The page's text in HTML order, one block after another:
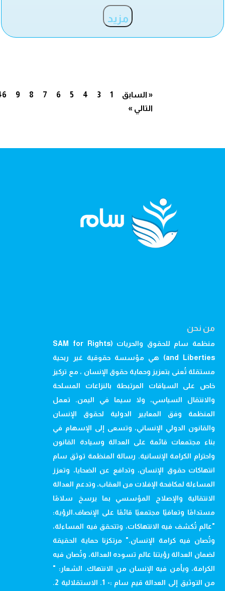
مزيد
« السابق 1
3
4
5
6
7
8
9
التالي »
من نحن
منظمة سام للحقوق والحريات (SAM for Rights
and Liberties) هي مؤسسة حقوقية غير ربحية
مستقلة تُعنى بتعزيز وحماية حقوق الإنسان ، مع تركيز
خاص على السياقات المرتبطة بالنزاعات المسلحة
والانتقال السياسي، ولا سيما في اليمن. تعمل
المنظمة وفق المعايير الدولية لحقوق الإنسان
والقانون الدولي الإنساني، وتسعى إلى الإسهام في
بناء مجتمعات قائمة على العدالة وسيادة القانون
واحترام الكرامة الإنسانية. رسالة المنظمة توثق سام
انتهاكات حقوق الإنسان، وتدافع عن الضحايا، وتعزز
المساءلة لمكافحة الإفلات من العقاب، وتدعم العدالة
الانتقالية والإصلاح المؤسسي بما يرسخ سلامًا
مستدامًا وتعافيًا مجتمعيًا قائمًا على الإنصاف.الرؤية:
"عالم تُكشف فيه الانتهاكات، وتتحقق فيه المساءلة،
وتُصان فيه كرامة الإنسان." مرتكزنا حماية الحقيقة
لضمان العدالة رؤيتنا عالم تسوده العدالة، وتُصان فيه
الكرامة، ويأمن فيه الإنسان من الانتهاك. الشعار: "
من التوثيق إلى العدالة قيم سام :- 1. الاستقلالية 2.